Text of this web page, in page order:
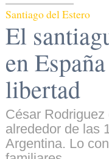
Santiago del Estero
El
en
libertad
César Rodriguez
alrededor de las
Argentina. Lo